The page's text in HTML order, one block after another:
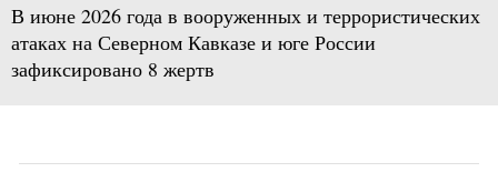
В июне 2026 года в вооруженных и террористических
атаках на Северном Кавказе и юге России
зафиксировано 8 жертв